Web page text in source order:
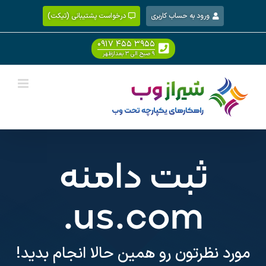
content
ورود به حساب کاربری درخواست پشتیبانی (تیکت)
۰۹۱۷ ۴۵۵ ۳۹۵۵
۹ صبح الی ۳ بعدازظهر
ثبت دامنه
.us.com
مورد نظرتون رو همین حالا انجام بدید!